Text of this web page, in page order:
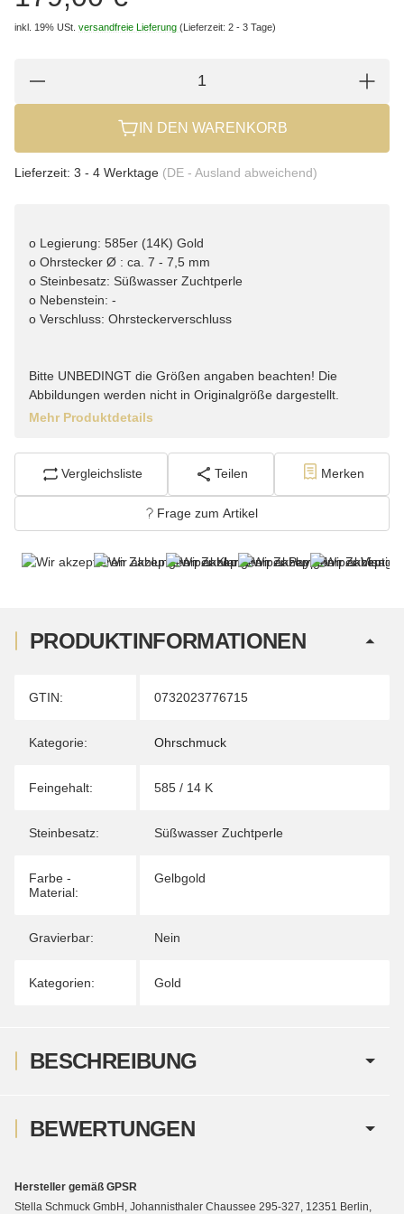
inkl. 19% USt. versandfreie Lieferung (Lieferzeit: 2 - 3 Tage)
IN DEN WARENKORB
Lieferzeit: 3 - 4 Werktage (DE - Ausland abweichend)
o Legierung: 585er (14K) Gold
o Ohrstecker Ø : ca. 7 - 7,5 mm
o Steinbesatz: Süßwasser Zuchtperle
o Nebenstein: -
o Verschluss: Ohrsteckerverschluss
Bitte UNBEDINGT die Größen angaben beachten! Die
Abbildungen werden nicht in Originalgröße dargestellt.
Mehr Produktdetails
Vergleichsliste Teilen Merken
Frage zum Artikel
PRODUKTINFORMATIONEN
Produkteigenschaft
Wert
GTIN: 0732023776715
Kategorie: Ohrschmuck
Feingehalt: 585 / 14 K
Steinbesatz: Süßwasser Zuchtperle
Farbe -
Material:
Gelbgold
Gravierbar: Nein
Kategorien: Gold
BESCHREIBUNG
BEWERTUNGEN
Hersteller gemäß GPSR
Stella Schmuck GmbH, Johannisthaler Chaussee 295-327, 12351 Berlin,